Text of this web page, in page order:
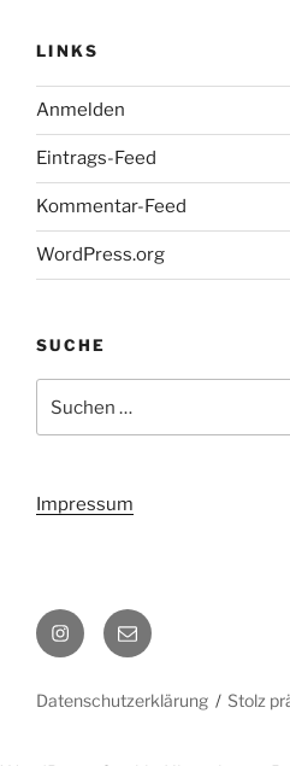
LINKS
Anmelden
Eintrags-Feed
Kommentar-Feed
WordPress.org
SUCHE
nach:
Impressum
InstagramEmail
Datenschutzerklärung Stolz